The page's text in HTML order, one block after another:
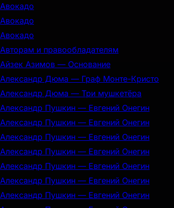
Авокадо
Авокадо
Авокадо
Авторам и правообладателям
Айзек Азимов — Основание
Александр Дюма — Граф Монте-Кристо
Александр Дюма — Три мушкетёра
Александр Пушкин — Евгений Онегин
Александр Пушкин — Евгений Онегин
Александр Пушкин — Евгений Онегин
Александр Пушкин — Евгений Онегин
Александр Пушкин — Евгений Онегин
Александр Пушкин — Евгений Онегин
Александр Пушкин — Евгений Онегин